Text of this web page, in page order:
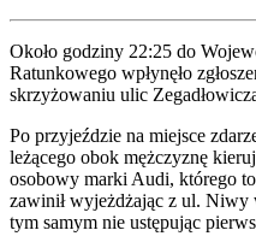
Około godziny 22:25 do
Ratunkowego wpłynęło
skrzyżowaniu ulic
Po przyjeździe na miejsce
leżącego obok mężczyznę
osobowy marki Audi, którego
zawinił wyjeżdżając z ul.
tym samym nie ustępując